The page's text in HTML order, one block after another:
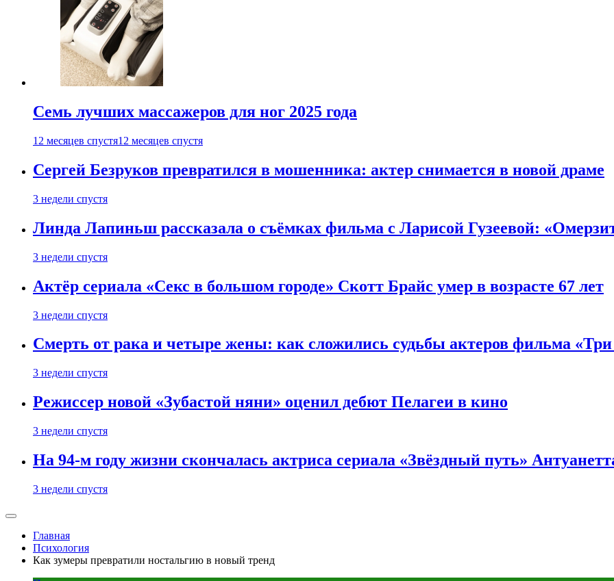
Семь лучших массажеров для ног 2025 года
12 месяцев спустя12 месяцев спустя
Сергей Безруков превратился в мошенника: актер снимается в новой драме
3 недели спустя
Линда Лапиньш рассказала о съёмках фильма с Ларисой Гузеевой:
3 недели спустя
Актёр сериала «Секс в большом городе» Скотт Брайс умер в возрасте 67 лет
3 недели спустя
Смерть от рака и четыре жены: как сложились судьбы актеров фильма
3 недели спустя
Режиссер новой «Зубастой няни» оценил дебют Пелагеи в кино
3 недели спустя
На 94-м году жизни скончалась актриса сериала «Звёздный путь»
3 недели спустя
Главная
Психология
Как зумеры превратили ностальгию в новый тренд